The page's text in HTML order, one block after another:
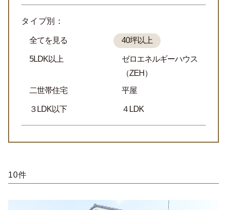
タイプ別：
全てを見る 40坪以上
5LDK以上
ゼロエネルギーハウス
（ZEH）
二世帯住宅
平屋
３LDK以下 ４LDK
10件